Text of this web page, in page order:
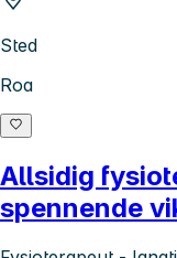
Sted
Roa
Allsidig
spennende